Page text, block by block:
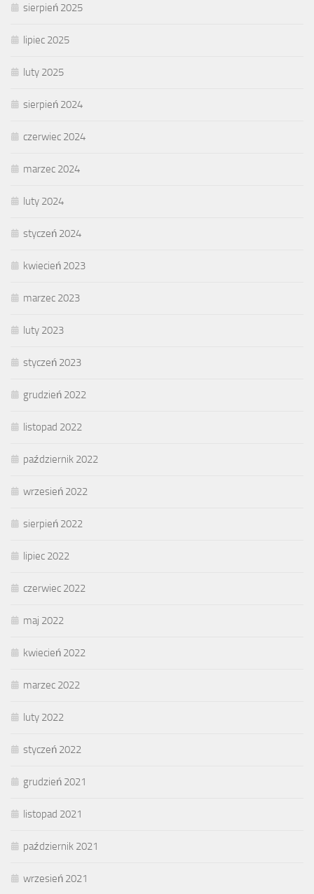
sierpień 2025
lipiec 2025
luty 2025
sierpień 2024
czerwiec 2024
marzec 2024
luty 2024
styczeń 2024
kwiecień 2023
marzec 2023
luty 2023
styczeń 2023
grudzień 2022
listopad 2022
październik 2022
wrzesień 2022
sierpień 2022
lipiec 2022
czerwiec 2022
maj 2022
kwiecień 2022
marzec 2022
luty 2022
styczeń 2022
grudzień 2021
listopad 2021
październik 2021
wrzesień 2021